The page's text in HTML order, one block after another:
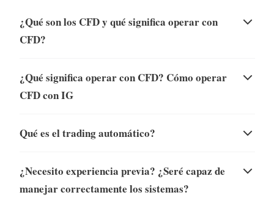
¿Qué son los CFD y qué significa operar con
CFD?
¿Qué significa operar con CFD? Cómo operar
CFD con IG
Qué es el trading automático?
¿Necesito experiencia previa? ¿Seré capaz de
manejar correctamente los sistemas?